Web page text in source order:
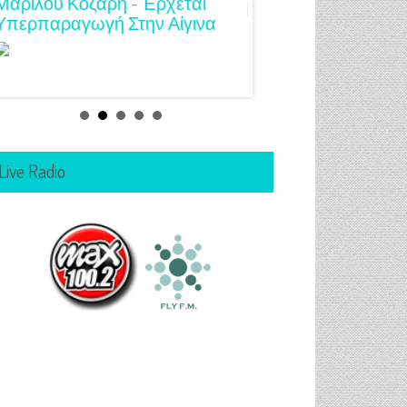
Στην Αίγινα
Live Radio